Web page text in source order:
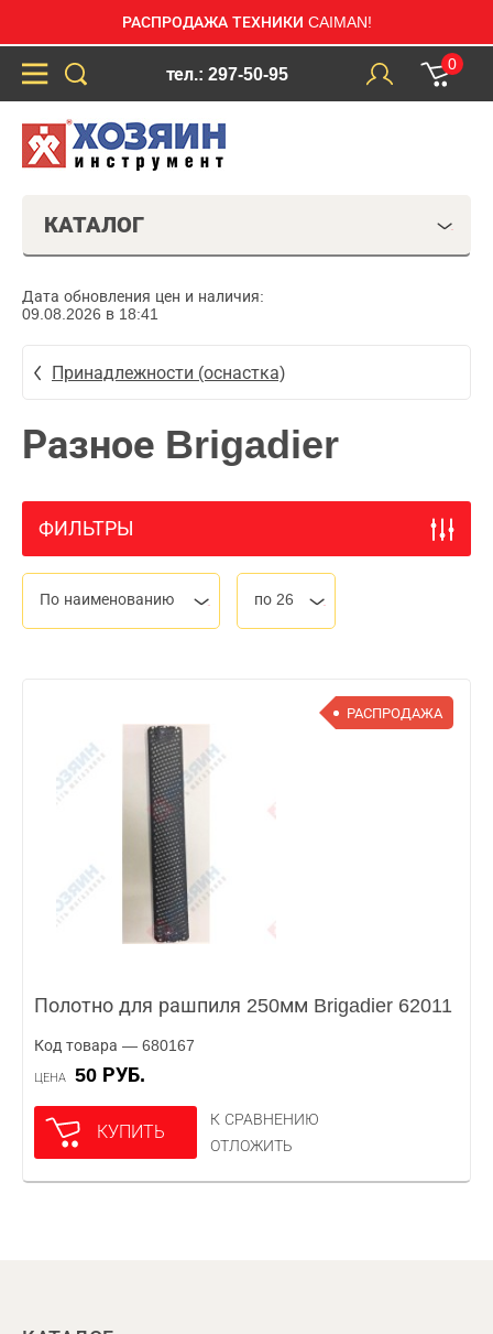
РАСПРОДАЖА ТЕХНИКИ CAIMAN!
тел.: 297-50-95
0
КАТАЛОГ
Дата обновления цен и наличия:
09.08.2026 в 18:41
Принадлежности (оснастка)
Разное Brigadier
ФИЛЬТРЫ
По наименованию по 26
РАСПРОДАЖА
Полотно для рашпиля 250мм Brigadier 62011
Код товара — 680167
ЦЕНА 50 РУБ.
КУПИТЬ
К СРАВНЕНИЮ
ОТЛОЖИТЬ